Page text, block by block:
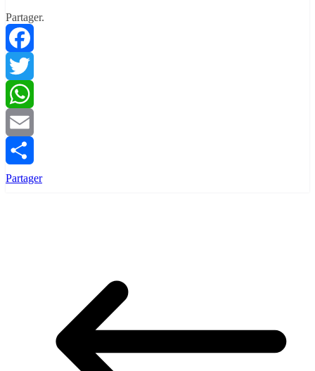
Partager.
Facebook
Twitter
WhatsApp
Email
Partager